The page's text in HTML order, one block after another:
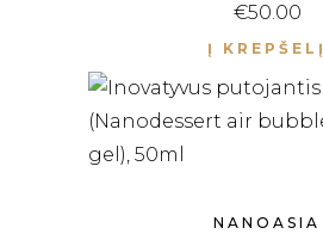
€50.00
Į KREPŠELĮ
NANOASIA